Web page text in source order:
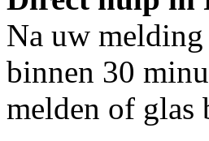
Na uw
binnen 30
melden of glas